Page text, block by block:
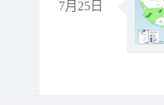
7月25日